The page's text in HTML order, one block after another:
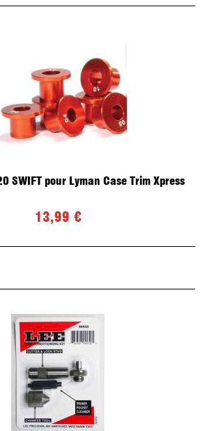
SWIFT pour Lyman Case Trim Xpress
13,99 €